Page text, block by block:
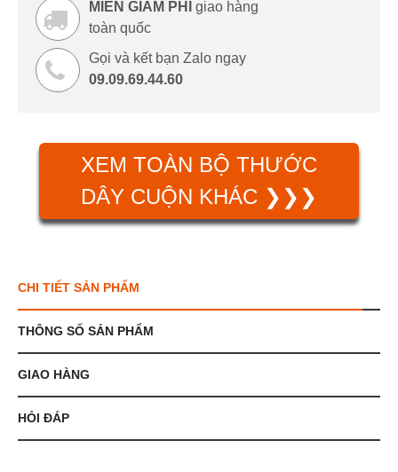
MIỄN GIẢM PHÍ
giao hàng
toàn quốc
Gọi và kết bạn Zalo ngay
09.09.69.44.60
XEM TOÀN BỘ THƯỚC
DÂY CUỘN KHÁC ❯❯❯
CHI TIẾT SẢN PHẨM
THÔNG SỐ SẢN PHẨM
GIAO HÀNG
HỎI ĐÁP